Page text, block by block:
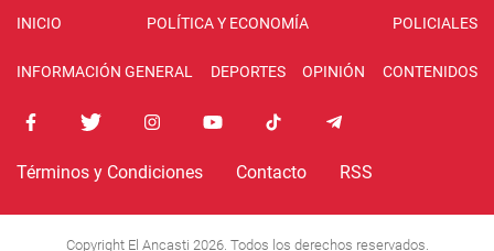
INICIO POLÍTICA Y ECONOMÍA POLICIALES
INFORMACIÓN GENERAL DEPORTES OPINIÓN CONTENIDOS
Términos y Condiciones Contacto RSS
Copyright El Ancasti 2026. Todos los derechos reservados.